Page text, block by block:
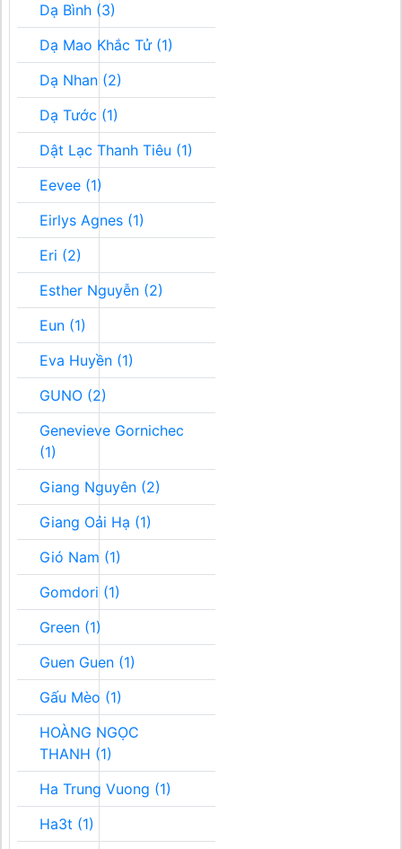
Dạ Bình (3)
Dạ Mao Khắc Tử (1)
Dạ Nhan (2)
Dạ Tước (1)
Dật Lạc Thanh Tiêu (1)
Eevee (1)
Eirlys Agnes (1)
Eri (2)
Esther Nguyễn (2)
Eun (1)
Eva Huyền (1)
GUNO (2)
Genevieve Gornichec
(1)
Giang Nguyên (2)
Giang Oải Hạ (1)
Gió Nam (1)
Gomdori (1)
Green (1)
Guen Guen (1)
Gấu Mèo (1)
HOÀNG NGỌC
THANH (1)
Ha Trung Vuong (1)
Ha3t (1)